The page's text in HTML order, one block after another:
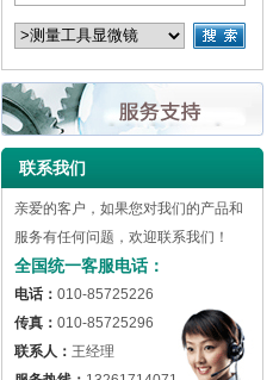
联系我们
亲爱的客户，如果您对我们的产品和
服务有任何问题，欢迎联系我们！
全国统一客服电话：
电话： 010-85725226
传真： 010-85725296
联系人： 王经理